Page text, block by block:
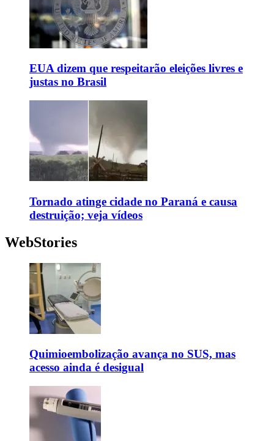
EUA dizem que respeitarão eleições livres e
justas no Brasil
Tornado atinge cidade no Paraná e causa
destruição; veja vídeos
WebStories
Quimioembolização avança no SUS, mas
acesso ainda é desigual